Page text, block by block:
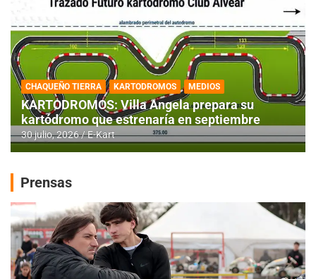
CHAQUEÑO TIERRA KARTODROMOS MEDIOS
KARTODROMOS: Villa Angela prepara su
kartódromo que estrenaría en septiembre
30 julio, 2026 E-Kart
Prensas